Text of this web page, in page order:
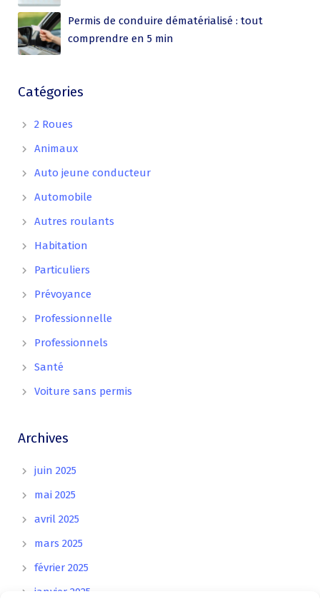
Permis de conduire dématérialisé : tout
comprendre en 5 min
Catégories
2 Roues
Animaux
Auto jeune conducteur
Automobile
Autres roulants
Habitation
Particuliers
Prévoyance
Professionnelle
Professionnels
Santé
Voiture sans permis
Archives
juin 2025
mai 2025
avril 2025
mars 2025
février 2025
janvier 2025